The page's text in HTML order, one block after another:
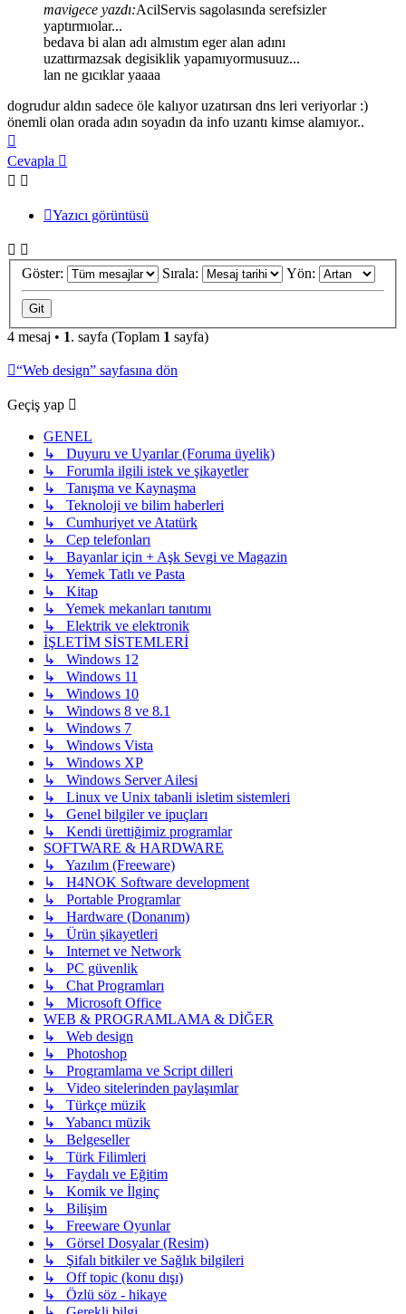
mavigece yazdı:AcilServis sagolasında serefsizler
yaptırmıolar...
bedava bi alan adı almıstım eger alan adını
uzattırmazsak degisiklik yapamıyormusuuz...
lan ne gıcıklar yaaaa
dogrudur aldın sadece öle kalıyor uzatırsan dns leri veriyorlar :)
önemli olan orada adın soyadın da info uzantı kimse alamıyor..
dön
Cevapla
Yazıcı görüntüsü
Göster: Sırala: Yön:
4 mesaj • 1. sayfa (Toplam 1 sayfa)
“Web design” sayfasına dön
Geçiş yap
GENEL
↳ Duyuru ve Uyarılar (Foruma üyelik)
↳ Forumla ilgili istek ve şikayetler
↳ Tanışma ve Kaynaşma
↳ Teknoloji ve bilim haberleri
↳ Cumhuriyet ve Atatürk
↳ Cep telefonları
↳ Bayanlar için + Aşk Sevgi ve Magazin
↳ Yemek Tatlı ve Pasta
↳ Kitap
↳ Yemek mekanları tanıtımı
↳ Elektrik ve elektronik
İŞLETİM SİSTEMLERİ
↳ Windows 12
↳ Windows 11
↳ Windows 10
↳ Windows 8 ve 8.1
↳ Windows 7
↳ Windows Vista
↳ Windows XP
↳ Windows Server Ailesi
↳ Linux ve Unix tabanli isletim sistemleri
↳ Genel bilgiler ve ipuçları
↳ Kendi ürettiğimiz programlar
SOFTWARE & HARDWARE
↳ Yazılım (Freeware)
↳ H4NOK Software development
↳ Portable Programlar
↳ Hardware (Donanım)
↳ Ürün şikayetleri
↳ Internet ve Network
↳ PC güvenlik
↳ Chat Programları
↳ Microsoft Office
WEB & PROGRAMLAMA & DİĞER
↳ Web design
↳ Photoshop
↳ Programlama ve Script dilleri
↳ Video sitelerinden paylaşımlar
↳ Türkçe müzik
↳ Yabancı müzik
↳ Belgeseller
↳ Türk Filimleri
↳ Faydalı ve Eğitim
↳ Komik ve İlginç
↳ Bilişim
↳ Freeware Oyunlar
↳ Görsel Dosyalar (Resim)
↳ Şifalı bitkiler ve Sağlık bilgileri
↳ Off topic (konu dışı)
↳ Özlü söz - hikaye